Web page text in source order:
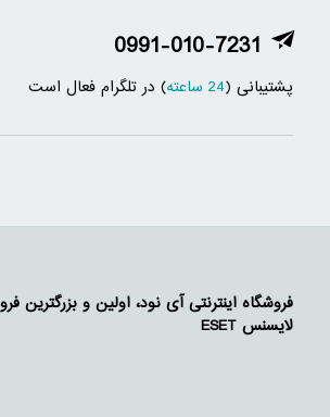
0991-010-7231
پشتیبانی (24 ساعته ) در تلگرام فعال است
فروشگاه اینترنتی آی نود، اولین و بزرگترین
لایسنس ESET